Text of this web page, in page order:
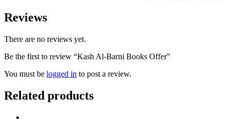
Reviews
There are no reviews yet.
Be the first to review “Kash Al-Barni Books Offer”
You must be logged in to post a review.
Related products